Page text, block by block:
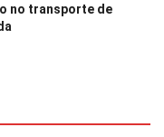
no transporte de